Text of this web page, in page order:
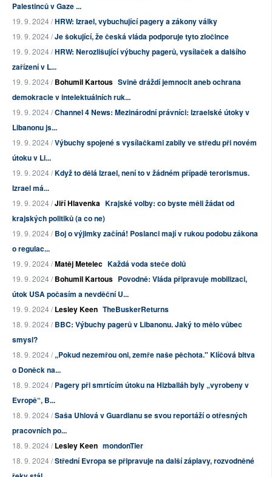
Palestinců v Gaze ...
19. 9. 2024 /HRW: Izrael, vybuchující pagery a zákony války
19. 9. 2024 /Je šokující, že česká vláda podporuje tyto zločince
19. 9. 2024 /HRW: Nerozlišující výbuchy pagerů, vysílaček a dalšího
zařízení v L...
19. 9. 2024 /Bohumil Kartous Svině dráždí jemnocit aneb ochrana
demokracie v intelektuálních ruk...
19. 9. 2024 /Channel 4 News: Mezinárodní právníci: Izraelské útoky v
Libanonu js...
19. 9. 2024 /Výbuchy spojené s vysílačkami zabily ve středu při novém
útoku v Li...
19. 9. 2024 /Když to dělá Izrael, není to v žádném případě terorismus.
Izrael má...
19. 9. 2024 /Jiří Hlavenka Krajské volby: co byste měli žádat od
krajských politiků (a co ne)
19. 9. 2024 /Boj o výjimky začíná! Poslanci mají v rukou podobu zákona
o regulac...
19. 9. 2024 /Matěj Metelec Každá voda steče dolů
19. 9. 2024 /Bohumil Kartous Povodně: Vláda připravuje mobilizaci,
útok USA počasím a nevděční U...
19. 9. 2024 /Lesley Keen TheBuskerReturns
18. 9. 2024 /BBC: Výbuchy pagerů v Libanonu. Jaký to mělo vůbec
smysl?
18. 9. 2024 /„Pokud nezemřou oni, zemře naše pěchota." Klíčová bitva
o Doněck na...
18. 9. 2024 /Pagery při smrtícím útoku na Hizballáh byly „vyrobeny v
Evropě“, B...
18. 9. 2024 /Saša Uhlová v Guardianu se svou reportáží o otřesných
pracovních po...
18. 9. 2024 /Lesley Keen mondonTier
18. 9. 2024 /Střední Evropa se připravuje na další záplavy, rozvodněné